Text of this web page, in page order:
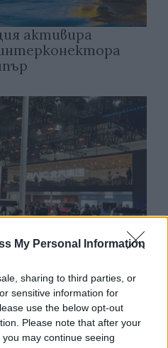
My Personal Information
sharing to third parties, or
sensitive information for
use the below opt-out
Please note that after your
may continue seeing
активира
от Китай